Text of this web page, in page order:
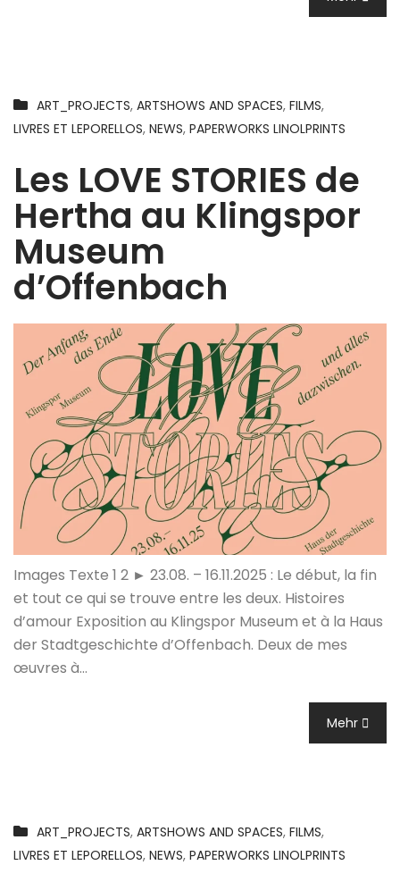
ART_PROJECTS, ARTSHOWS AND SPACES, FILMS,
LIVRES ET LEPORELLOS, NEWS, PAPERWORKS LINOLPRINTS
Les LOVE STORIES de
Hertha au Klingspor
Museum
d’Offenbach
Images Texte 1 2 ► 23.08. – 16.11.2025 : Le début, la fin
et tout ce qui se trouve entre les deux. Histoires
d’amour Exposition au Klingspor Museum et à la Haus
der Stadtgeschichte d’Offenbach. Deux de mes
œuvres à…
Mehr
ART_PROJECTS, ARTSHOWS AND SPACES, FILMS,
LIVRES ET LEPORELLOS, NEWS, PAPERWORKS LINOLPRINTS